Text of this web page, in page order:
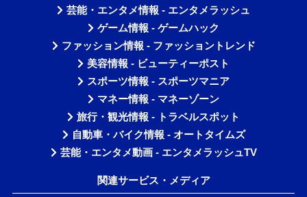
芸能・エンタメ情報 - エンタメラッシュ
ゲーム情報 - ゲームハック
ファッション情報 - ファッショントレンド
美容情報 - ビューティーポスト
スポーツ情報 - スポーツマニア
マネー情報 - マネーゾーン
旅行・観光情報 - トラベルスポット
自動車・バイク情報 - オートタイムズ
芸能・エンタメ動画 - エンタメラッシュTV
関連サービス・メディア